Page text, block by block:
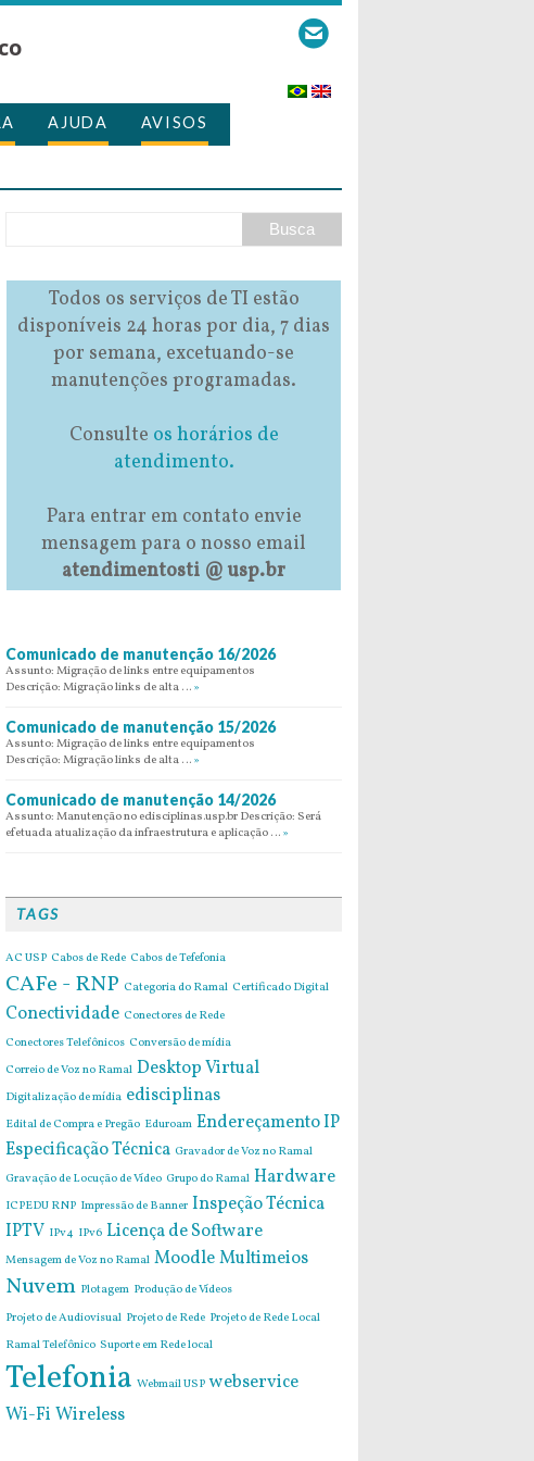
AJUDA AVISOS
Todos os serviços de TI estão
disponíveis 24 horas por dia, 7 dias
por semana, excetuando-se
manutenções programadas.
Consulte os horários de
atendimento.
Para entrar em contato envie
mensagem para o nosso email
atendimentosti @ usp.br
Comunicado de manutenção 16/2026
Assunto: Migração de links entre equipamentos
Descrição: Migração links de alta … »
Comunicado de manutenção 15/2026
Assunto: Migração de links entre equipamentos
Descrição: Migração links de alta … »
Comunicado de manutenção 14/2026
Assunto: Manutenção no edisciplinas.usp.br Descrição: Será
efetuada atualização da infraestrutura e aplicação … »
TAGS
AC USP Cabos de Rede Cabos de Tefefonia
CAFe - RNP Categoria do Ramal Certificado Digital
Conectividade Conectores de Rede
Conectores Telefônicos Conversão de mídia
Correio de Voz no Ramal Desktop Virtual
Digitalização de mídia edisciplinas
Edital de Compra e Pregão Eduroam Endereçamento IP
Especificação Técnica Gravador de Voz no Ramal
Gravação de Locução de Vídeo Grupo do Ramal Hardware
ICPEDU RNP Impressão de Banner Inspeção Técnica
IPTV IPv4 IPv6 Licença de Software
Mensagem de Voz no Ramal MoodleMultimeios
Nuvem Plotagem Produção de Vídeos
Projeto de Audiovisual Projeto de Rede Projeto de Rede Local
Ramal Telefônico Suporte em Rede local
Telefonia Webmail USP webservice
Wi-Fi Wireless